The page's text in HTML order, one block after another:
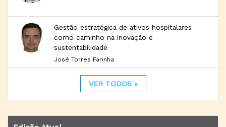
Gestão estratégica de ativos hospitalares
como caminho na inovação e
sustentabilidade
José Torres Farinha
VER TODOS »